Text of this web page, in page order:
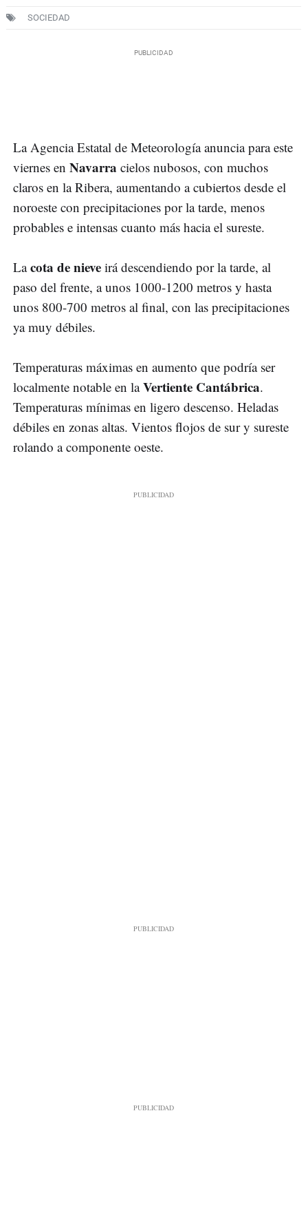
SOCIEDAD
La Agencia Estatal de Meteorología anuncia para este
viernes en Navarra cielos nubosos, con muchos
claros en la Ribera, aumentando a cubiertos desde el
noroeste con precipitaciones por la tarde, menos
probables e intensas cuanto más hacia el sureste.
Lacota de nieve irá descendiendo por la tarde, al
paso del frente, a unos 1000-1200 metros y hasta
unos 800-700 metros al final, con las precipitaciones
ya muy débiles.
Temperaturas máximas en aumento que podría ser
localmente notable en laVertiente Cantábrica.
Temperaturas mínimas en ligero descenso. Heladas
débiles en zonas altas. Vientos flojos de sur y sureste
rolando a componente oeste.